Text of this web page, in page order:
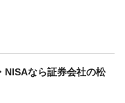
NISAなら証券会社の松